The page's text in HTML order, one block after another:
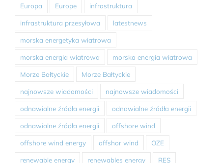
Europa Europe infrastruktura
infrastruktura przesyłowa latestnews
morska energetyka wiatrowa
morska energia wiatrowa morska energia wiatrowa
Morze Bałtyckie Morze Bałtyckie
najnowsze wiadomości najnowsze wiadomości
odnawialne źródła energii odnawialne źródła energii
odnawialne źródła energii offshore wind
offshore wind energy offshor wind OZE
renewable energy renewables energy RES